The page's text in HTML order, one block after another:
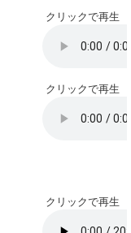
クリックで再生
クリックで再生
クリックで再生